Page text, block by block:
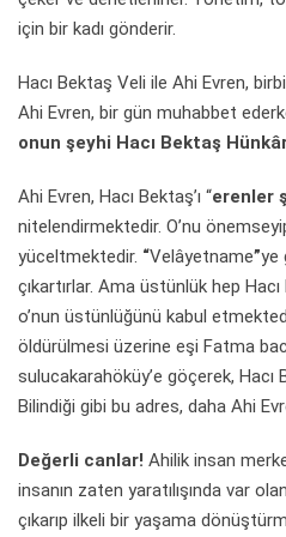
için bir kadı gönderir.
Hacı Bektaş Veli ile Ahi Evren,
Ahi Evren, bir gün muhabbet
onun şeyhi Hacı Bektaş
Ahi Evren, Hacı Bektaş’ı “erenler
nitelendirmektedir. O’nu
yüceltmektedir. “Velâyetname”ye
çıkartırlar. Ama üstünlük hep
o’nun üstünlüğünü kabul
öldürülmesi üzerine eşi Fatma
sulucakarahöküy’e göçerek, Hacı
Bilindiği gibi bu adres, daha Ahi
Değerli canlar! Ahilik insan
insanın zaten yaratılışında var
çıkarıp ilkeli bir yaşama